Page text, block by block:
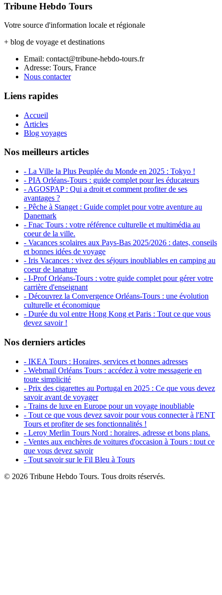
Tribune Hebdo Tours
Votre source d'information locale et régionale
+ blog de voyage et destinations
Email: contact@tribune-hebdo-tours.fr
Adresse: Tours, France
Nous contacter
Liens rapides
Accueil
Articles
Blog voyages
Nos meilleurs articles
- La Ville la Plus Peuplée du Monde en 2025 : Tokyo !
- PIA Orléans-Tours : guide complet pour les éducateurs
- AGOSPAP : Qui a droit et comment profiter de ses
avantages ?
- Pêche à Stanget : Guide complet pour votre aventure au
Danemark
- Fnac Tours : votre référence culturelle et multimédia au
coeur de la ville.
- Vacances scolaires aux Pays-Bas 2025/2026 : dates, conseils
et bonnes idées de voyage
- Iris Vacances : vivez des séjours inoubliables en camping au
coeur de lanature
- I-Prof Orléans-Tours : votre guide complet pour gérer votre
carrière d'enseignant
- Découvrez la Convergence Orléans-Tours : une évolution
culturelle et économique
- Durée du vol entre Hong Kong et Paris : Tout ce que vous
devez savoir !
Nos derniers articles
- IKEA Tours : Horaires, services et bonnes adresses
- Webmail Orléans Tours : accédez à votre messagerie en
toute simplicité
- Prix des cigarettes au Portugal en 2025 : Ce que vous devez
savoir avant de voyager
- Trains de luxe en Europe pour un voyage inoubliable
- Tout ce que vous devez savoir pour vous connecter à l'ENT
Tours et profiter de ses fonctionnalités !
- Leroy Merlin Tours Nord : horaires, adresse et bons plans.
- Ventes aux enchères de voitures d'occasion à Tours : tout ce
que vous devez savoir
- Tout savoir sur le Fil Bleu à Tours
© 2026 Tribune Hebdo Tours. Tous droits réservés.